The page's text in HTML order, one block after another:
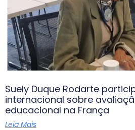
Suely Duque Rodarte
internacional sobre
educacional na França
Leia Mais